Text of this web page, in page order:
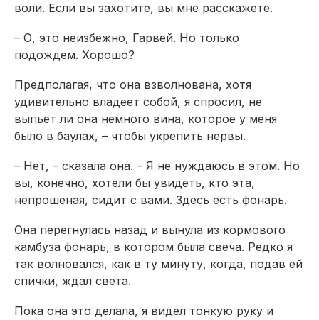
воли. Если вы захотите, вы мне расскажете.
– О, это неизбежно, Гарвей. Но только
подождем. Хорошо?
Предполагая, что она взволнована, хотя
удивительно владеет собой, я спросил, не
выпьет ли она немного вина, которое у меня
было в баулах, – чтобы укрепить нервы.
– Нет, – сказала она. – Я не нуждаюсь в этом. Но
вы, конечно, хотели бы увидеть, кто эта,
непрошеная, сидит с вами. Здесь есть фонарь.
Она перегнулась назад и вынула из кормового
камбуза фонарь, в котором была свеча. Редко я
так волновался, как в ту минуту, когда, подав ей
спички, ждал света.
Пока она это делала, я видел тонкую руку и